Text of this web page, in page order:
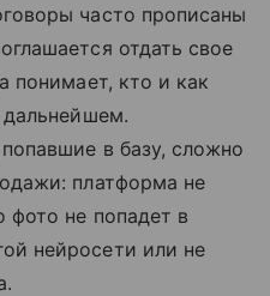
часто прописаны
отдать свое
понимает, кто и как
дальнейшем.
в базу, сложно
платформа не
фото не попадет в
нейросети или не